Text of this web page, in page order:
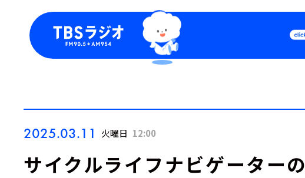
Podcast
2025.03.11 火曜日 12:00
サイクルライフナビゲーター